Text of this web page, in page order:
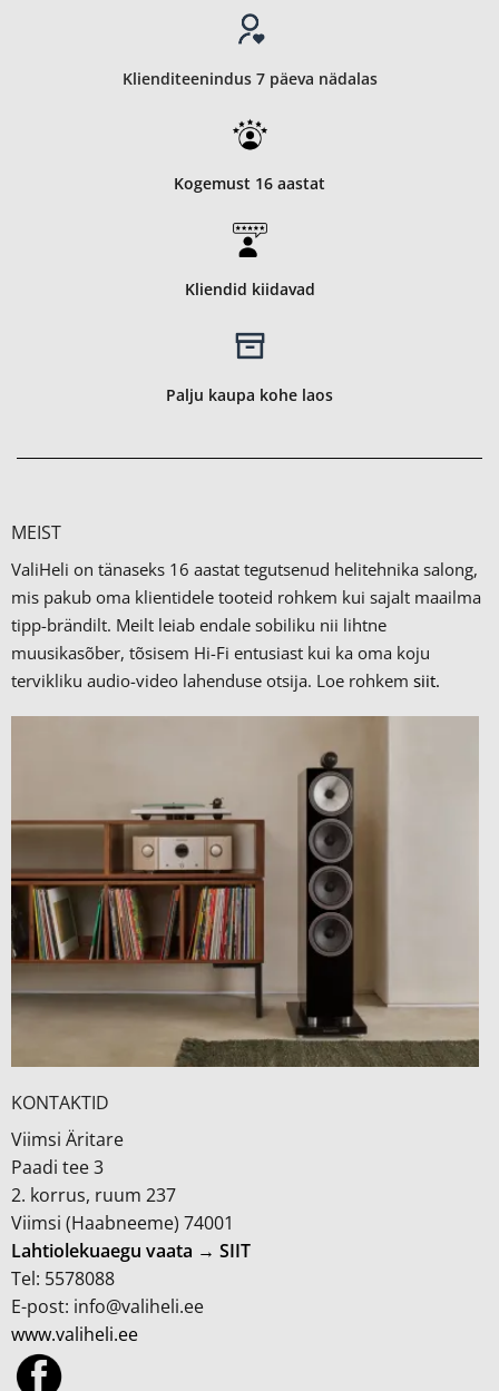
Klienditeenindus 7 päeva nädalas
Kogemust 16 aastat
Kliendid kiidavad
Palju kaupa kohe laos
MEIST
ValiHeli on tänaseks 16 aastat tegutsenud helitehnika salong,
mis pakub oma klientidele tooteid rohkem kui sajalt maailma
tipp-brändilt. Meilt leiab endale sobiliku nii lihtne
muusikasõber, tõsisem Hi-Fi entusiast kui ka oma koju
tervikliku audio-video lahenduse otsija. Loe rohkem siit.
KONTAKTID
Viimsi Äritare
Paadi tee 3
2. korrus, ruum 237
Viimsi (Haabneeme) 74001
Lahtiolekuaegu vaata → SIIT
Tel: 5578088
E-post: info@valiheli.ee
www.valiheli.ee